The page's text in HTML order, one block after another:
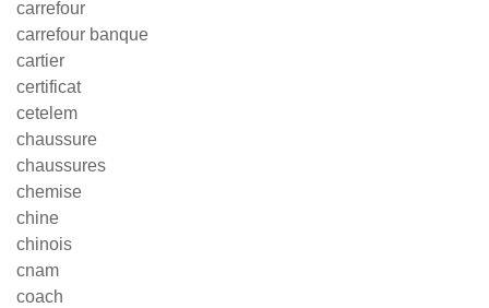
carrefour
carrefour banque
cartier
certificat
cetelem
chaussure
chaussures
chemise
chine
chinois
cnam
coach